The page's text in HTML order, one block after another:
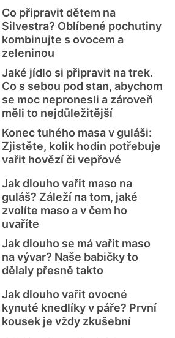
Co připravit dětem na
Silvestra? Oblíbené pochutiny
kombinujte s ovocem a
zeleninou
Jaké jídlo si připravit na trek.
Co s sebou pod stan, abychom
se moc nepronesli a zároveň
měli to nejdůležitější
Konec tuhého masa v guláši:
Zjistěte, kolik hodin potřebuje
vařit hovězí či vepřové
Jak dlouho vařit maso na
guláš? Záleží na tom, jaké
zvolíte maso a v čem ho
uvaříte
Jak dlouho se má vařit maso
na vývar? Naše babičky to
dělaly přesně takto
Jak dlouho vařit ovocné
kynuté knedlíky v páře? První
kousek je vždy zkušební